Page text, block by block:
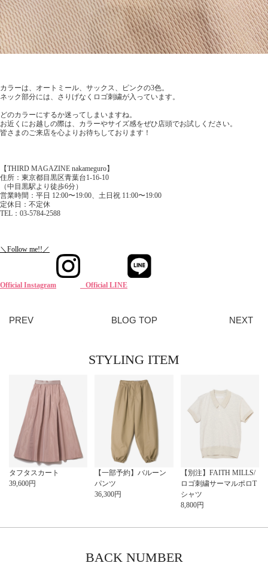
カラーは、オートミール、サックス、ピンクの3色。
ネック部分には、さりげなくロゴ刺繍が入っています。
どのカラーにするか迷ってしまいますね。
お近くにお越しの際は、カラーやサイズ感をぜひ店頭でお試しください。
皆さまのご来店を心よりお待ちしております！
【THIRD MAGAZINE nakameguro】
住所：東京都目黒区青葉台1-16-10
（中目黒駅より徒歩6分）
営業時間：平日 12:00〜19:00、土日祝 11:00〜19:00
定休日：不定休
TEL：03-5784-2588
＼Follow me!!／
Official Instagram Official LINE
BLOG TOP
PREV NEXT
STYLING ITEM
タフタスカート
39,600円
【一部予約】バルーン
パンツ
36,300円
【別注】FAITH MILLS/
ロゴ刺繍サーマルポロT
シャツ
8,800円
BACK NUMBER